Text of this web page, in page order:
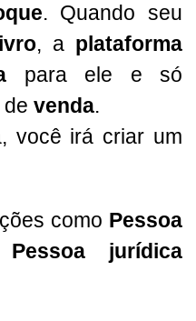
. Quando seu
, a plataforma
para ele e só
de venda.
você irá criar um
como Pessoa
Pessoa jurídica